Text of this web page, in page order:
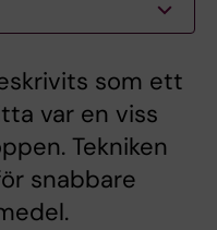
som ett
var en viss
Tekniken
snabbare